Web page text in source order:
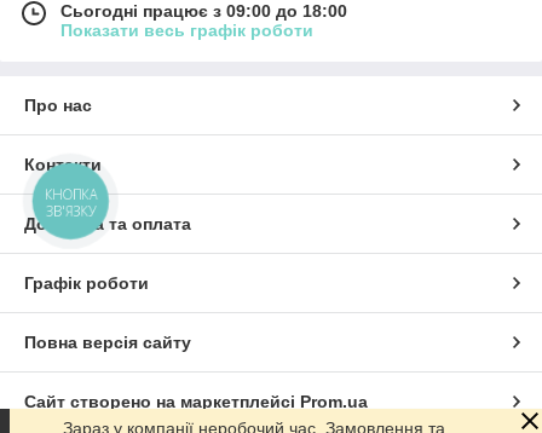
Сьогодні працює з 09:00 до 18:00
Показати весь графік роботи
Про нас
Контакти
Доставка та оплата
Графік роботи
Повна версія сайту
Сайт створено на маркетплейсі Prom.ua
Зараз у компанії неробочий час. Замовлення та
КНОПКА
ЗВ'ЯЗКУ